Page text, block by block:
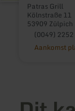
Patras Grill
Kölnstraße 11
53909 Zülpich
(0049)
Aankomst